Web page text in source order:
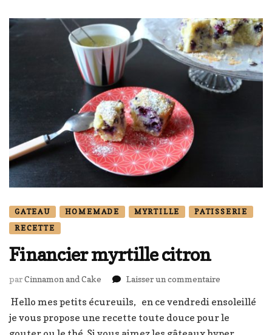
GATEAU HOMEMADE MYRTILLE
PATISSERIE
RECETTE
Financier myrtille citron
parCinnamon and Cake Laisser un commentaire
myrtille
citron
Hello mes petits écureuils, en ce vendredi ensoleillé
je vous propose une recette toute douce pour le